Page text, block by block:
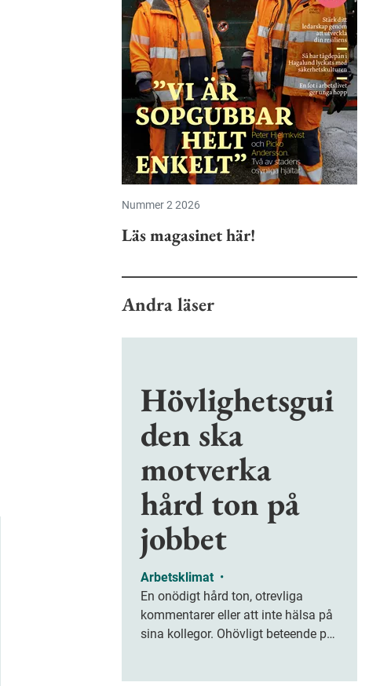
Nummer 2 2026
Läs magasinet här!
Andra läser
Hövlighetsgui
den ska
motverka
hård ton på
jobbet
Arbetsklimat •
En onödigt hård ton, otrevliga
kommentarer eller att inte hälsa på
sina kollegor. Ohövligt beteende på